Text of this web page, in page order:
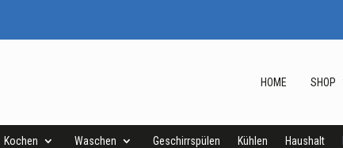
HOME SHOP
Kochen Waschen Geschirrspülen Kühlen Haushalt